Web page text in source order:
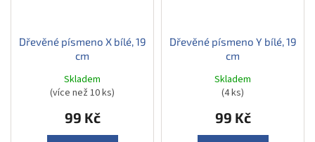
Dřevěné písmeno X bílé, 19
cm
Skladem
(více než 10 ks)
99 Kč
Dřevěné písmeno Y bílé, 19
cm
Skladem
(4 ks)
99 Kč